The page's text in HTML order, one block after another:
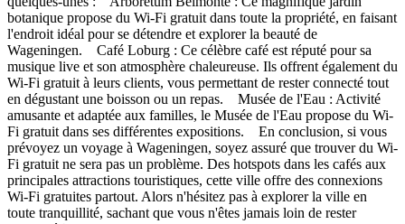
botanique propose du Wi-Fi gratuit dans toute la propriété, en faisant
l'endroit idéal pour se détendre et explorer la beauté de
Wageningen. Café Loburg : Ce célèbre café est réputé pour sa
musique live et son atmosphère chaleureuse. Ils offrent également du
Wi-Fi gratuit à leurs clients, vous permettant de rester connecté tout
en dégustant une boisson ou un repas. Musée de l'Eau : Activité
amusante et adaptée aux familles, le Musée de l'Eau propose du Wi-
Fi gratuit dans ses différentes expositions. En conclusion, si vous
prévoyez un voyage à Wageningen, soyez assuré que trouver du Wi-
Fi gratuit ne sera pas un problème. Des hotspots dans les cafés aux
principales attractions touristiques, cette ville offre des connexions
Wi-Fi gratuites partout. Alors n'hésitez pas à explorer la ville en
toute tranquillité, sachant que vous n'êtes jamais loin de rester